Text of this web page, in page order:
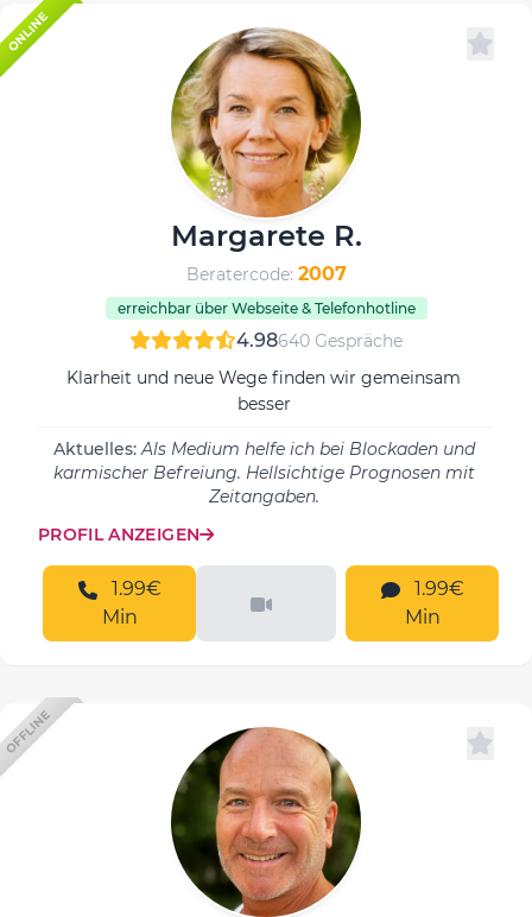
ONLINE
Margarete R.
Beratercode: 2007
erreichbar über Webseite & Telefonhotline
4.98640 Gespräche
Klarheit und neue Wege finden wir gemeinsam
besser
Aktuelles:Als Medium helfe ich bei Blockaden und
karmischer Befreiung. Hellsichtige Prognosen mit
Zeitangaben.
PROFIL ANZEIGEN
Min
Min
OFFLINE